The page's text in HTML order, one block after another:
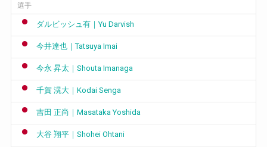
選手
ダルビッシュ有｜Yu Darvish
今井達也｜Tatsuya Imai
今永 昇太｜Shouta Imanaga
千賀 滉大｜Kodai Senga
吉田 正尚｜Masataka Yoshida
大谷 翔平｜Shohei Ohtani